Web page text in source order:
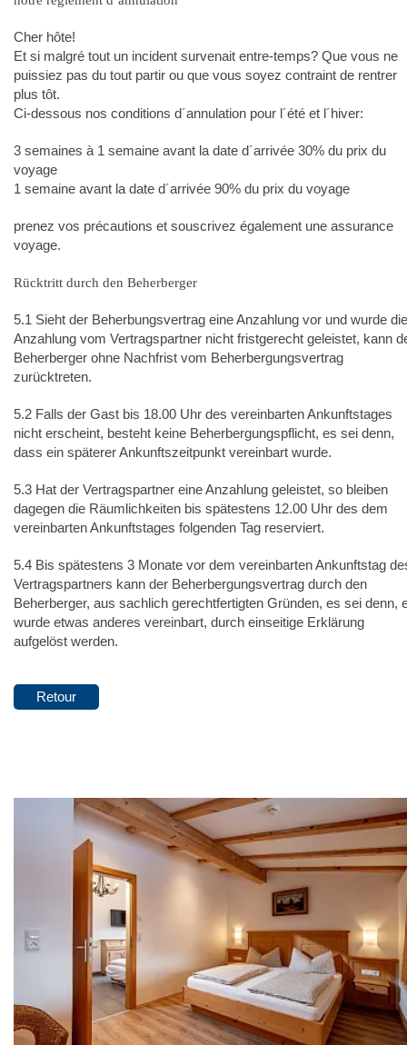
Cher hôte!
Et si malgré tout un incident survenait entre-temps? Que vous ne
puissiez pas du tout partir ou que vous soyez contraint de rentrer
plus tôt.
Ci-dessous nos conditions d´annulation pour l´été et l´hiver:
3 semaines à 1 semaine avant la date d´arrivée 30% du prix du
voyage
1 semaine avant la date d´arrivée 90% du prix du voyage
prenez vos précautions et souscrivez également une assurance
voyage.
Rücktritt durch den Beherberger
5.1 Sieht der Beherbungsvertrag eine Anzahlung vor und wurde die
Anzahlung vom Vertragspartner nicht fristgerecht geleistet, kann
Beherberger ohne Nachfrist vom Beherbergungsvertrag
zurücktreten.
5.2 Falls der Gast bis 18.00 Uhr des vereinbarten Ankunftstages
nicht erscheint, besteht keine Beherbergungspflicht, es sei denn,
dass ein späterer Ankunftszeitpunkt vereinbart wurde.
5.3 Hat der Vertragspartner eine Anzahlung geleistet, so bleiben
dagegen die Räumlichkeiten bis spätestens 12.00 Uhr des dem
vereinbarten Ankunftstages folgenden Tag reserviert.
5.4 Bis spätestens 3 Monate vor dem vereinbarten Ankunftstag
Vertragspartners kann der Beherbergungsvertrag durch den
Beherberger, aus sachlich gerechtfertigten Gründen, es sei denn,
wurde etwas anderes vereinbart, durch einseitige Erklärung
aufgelöst werden.
Retour